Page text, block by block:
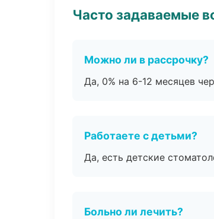
Часто задаваемые
Можно ли в рассрочку?
Да, 0% на 6-12 месяцев
Работаете с детьми?
Да, есть детские
Больно ли лечить?